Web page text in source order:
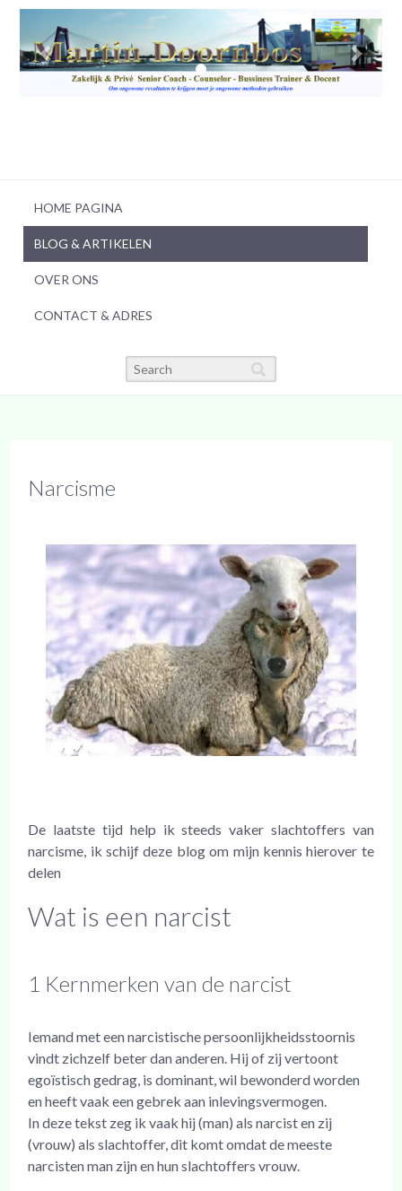
HOME PAGINA
BLOG & ARTIKELEN
OVER ONS
CONTACT & ADRES
Narcisme
De laatste tijd help ik steeds vaker slachtoffers van
narcisme, ik schijf deze blog om mijn kennis hierover te
delen
Wat is een narcist
1 Kernmerken van de narcist
Iemand met een narcistische persoonlijkheidsstoornis
vindt zichzelf beter dan anderen. Hij of zij vertoont
egoïstisch gedrag, is dominant, wil bewonderd worden
en heeft vaak een gebrek aan inlevingsvermogen.
In deze tekst zeg ik vaak hij (man) als narcist en zij
(vrouw) als slachtoffer, dit komt omdat de meeste
narcisten man zijn en hun slachtoffers vrouw.